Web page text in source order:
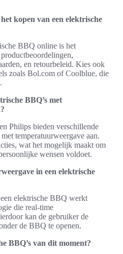
kopen van een elektrische
BBQ online is het
en retourbeleid. Kies ook
zoals Bol.com of Coolblue, die
BBQ’s met
Philips bieden verschillende
temperatuurweergave aan.
wat het mogelijk maakt om
wensen voldoet.
in een elektrische
elektrische BBQ werkt
die real-time
kan de gebruiker de
de BBQ te openen.
BBQ’s van dit moment?